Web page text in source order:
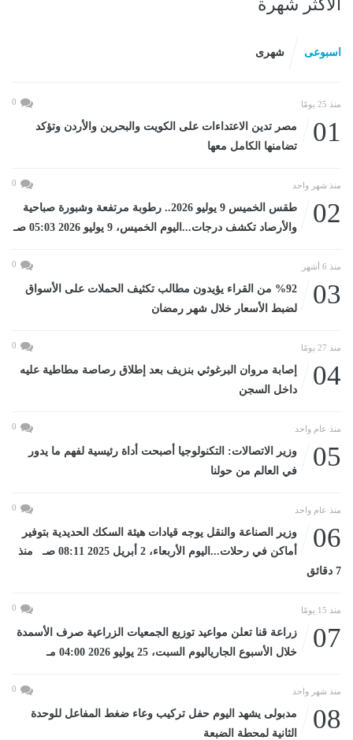
الأكثر شهرة
اسبوعى شهرى
منذ 25 يومًا 0
01
مصر تدين الاعتداءات على الكويت والبحرين والأردن وتؤكد
تضامنها الكامل معها
منذ شهر واحد 0
02
طقس الخميس 9 يوليو 2026.. رطوبة مرتفعة وشبورة صباحية
والأرصاد تكشف درجات...اليوم الخميس، 9 يوليو 2026 05:03 صـ
منذ 6 أشهر 0
03
%92 من القراء يؤيدون مطالب تكثيف الحملات على الأسواق
لضبط الأسعار خلال شهر رمضان
منذ 27 يومًا 0
04
إصابة مروان البرغوثي بنزيف بعد إطلاق رصاصة مطاطية عليه
داخل السجن
منذ عام واحد 0
05
وزير الاتصالات: التكنولوجيا أصبحت أداة رئيسية لفهم ما يدور
في العالم من حولنا
منذ عام واحد 0
06
وزير الصناعة والنقل يوجه قيادات هيئة السكك الحديدية بتوفير
أماكن في رحلات...اليوم الأربعاء، 2 أبريل 2025 08:11 صـ منذ
7 دقائق
منذ 15 يومًا 0
07
زراعة قنا تعلن مواعيد توزيع الجمعيات الزراعية صرف الأسمدة
خلال الأسبوع الجارياليوم السبت، 25 يوليو 2026 04:00 مـ
منذ شهر واحد 0
08
مدبولى يشهد اليوم حفل تركيب وعاء ضغط المفاعل للوحدة
الثانية لمحطة الضبعة